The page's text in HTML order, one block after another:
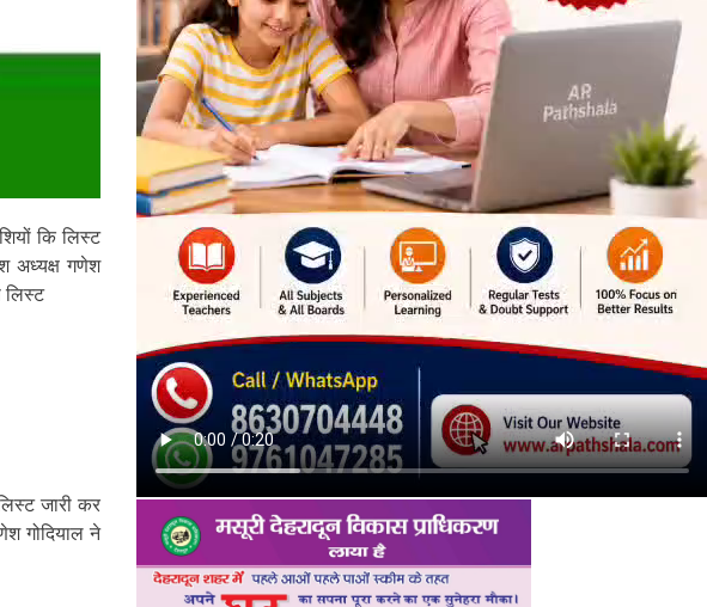
कि लिस्ट
अध्यक्ष गणेश
लिस्ट
जारी कर
गोदियाल ने